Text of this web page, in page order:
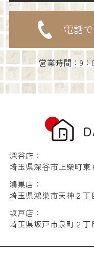
電話
営業時間：9：
深谷店：
埼玉県深谷市上柴町東
鴻巣店：
埼玉県鴻巣市天神２丁
坂戸店：
埼玉県坂戸市泉町２丁